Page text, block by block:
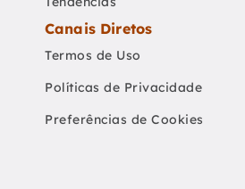
Canais Diretos
Termos de Uso
Políticas de Privacidade
Preferências de Cookies